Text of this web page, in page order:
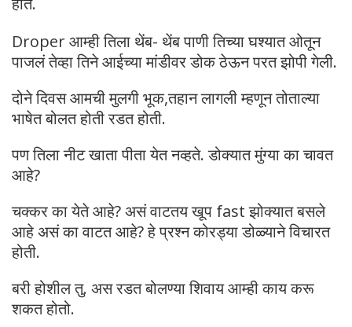
Droper आम्ही तिला थेंब- थेंब पाणी तिच्या घश्यात ओतून
पाजलं तेव्हा तिने आईच्या मांडीवर डोक ठेऊन परत झोपी गेली.
दोने दिवस आमची मुलगी भूक,तहान लागली म्हणून तोताल्या
भाषेत बोलत होती रडत होती.
पण तिला नीट खाता पीता येत नव्हते. डोक्यात मुंग्या का चावत
आहे?
चक्कर का येते आहे? असं वाटतय खूप fast झोक्यात बसले
आहे असं का वाटत आहे? हे प्रश्न कोरड्या डोळ्याने विचारत
होती.
बरी होशील तु. अस रडत बोलण्या शिवाय आम्ही काय करू
शकत होतो.